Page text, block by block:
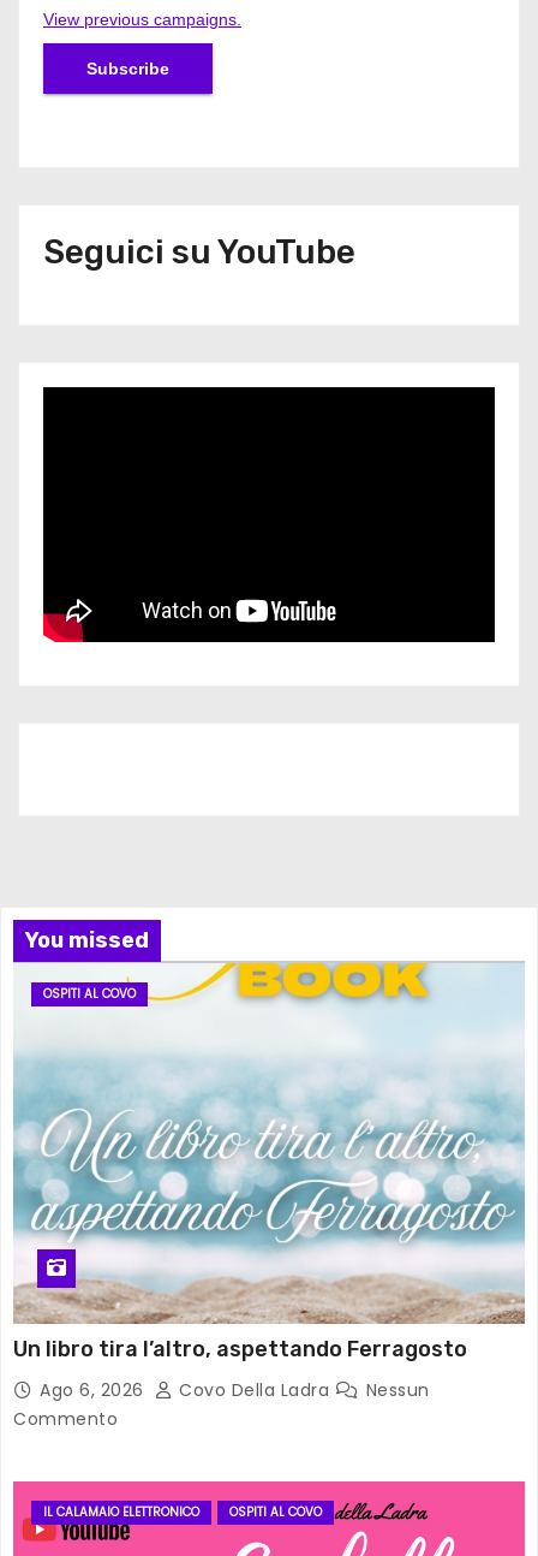
View previous campaigns.
Seguici su YouTube
You missed
OSPITI AL COVO
Un libro tira l’altro, aspettando Ferragosto
Ago 6, 2026 Covo Della Ladra
Nessun
Commento
IL CALAMAIO ELETTRONICO OSPITI AL COVO